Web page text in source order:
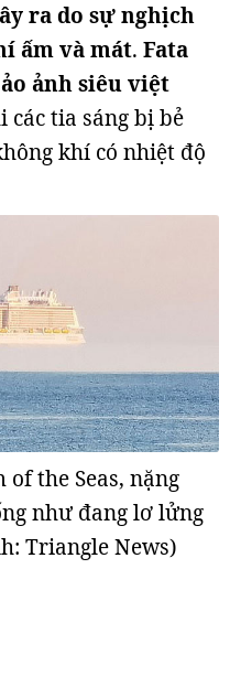
ra do sự nghịch
ấm và mát. Fata
ảnh siêu việt
các tia sáng bị bẻ
khí có nhiệt độ
the Seas, nặng
như đang lơ lửng
Triangle News)